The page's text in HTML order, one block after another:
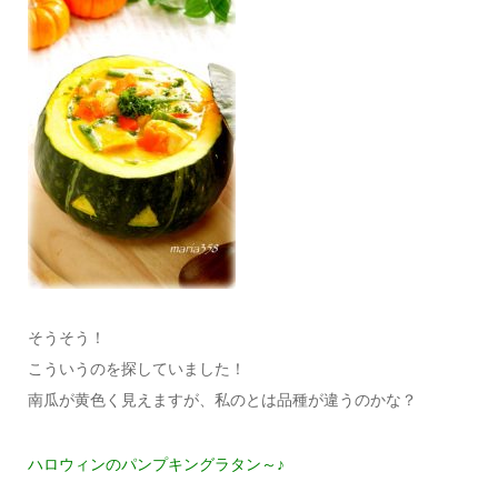
そうそう！
こういうのを探していました！
南瓜が黄色く見えますが、私のとは品種が違うのかな？
ハロウィンのパンプキングラタン～♪